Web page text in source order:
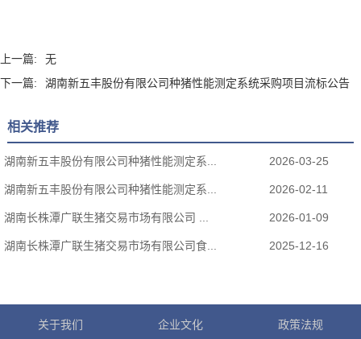
上一篇:
无
下一篇:
湖南新五丰股份有限公司种猪性能测定系统采购项目流标公告
相关推荐
湖南新五丰股份有限公司种猪性能测定系... 2026-03-25
湖南新五丰股份有限公司种猪性能测定系... 2026-02-11
湖南长株潭广联生猪交易市场有限公司 ... 2026-01-09
湖南长株潭广联生猪交易市场有限公司食... 2025-12-16
关于我们 企业文化 政策法规